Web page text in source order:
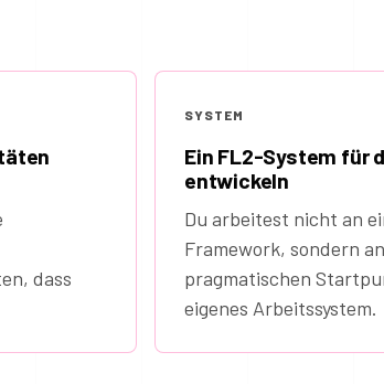
dass
SYSTEM
Ein FL2-System für
entwickeln
Du arbeitest nicht an
Framework, sondern
pragmatischen
eigenes Arbeitssystem.